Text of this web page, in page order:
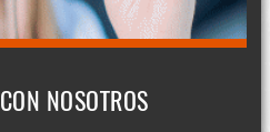
NOSOTROS